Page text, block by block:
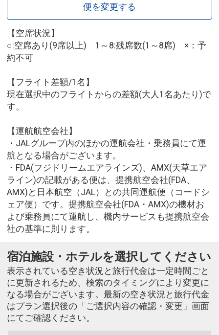
便を変更する
【空席状況】
○:空席あり(9席以上) 1～8:残席数(1～8席) ×：予
約不可
【フライト差額/1名】
現在選択中のフライトからの差額(大人1名あたり)で
す。
【運航航空会社】
・JALグループ内のほかの運航会社・乗務員にて運
航となる場合がございます。
・FDA(フジドリームエアラインズ)、AMX(天草エア
ライン)の記載がある便は、提携航空会社(FDA、
AMX)と日本航空（JAL）との共同運航便（コードシ
ェア便）です。提携航空会社(FDA・AMX)の機材お
よび乗務員にて運航し、機内サービスも提携航空会
社の基準に則ります。
宿泊施設・ホテルを選択してください
表示されている空き状況と旅行代金は一定時間ごと
に更新されるため、検索のタイミングにより変更に
なる場合がございます。最新の空き状況と旅行代金
はプラン選択後の「ご選択内容の確認・変更」画面
にてご確認ください。